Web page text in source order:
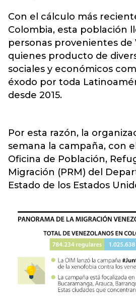
Con el cálculo más
Colombia, esta población
personas provenientes de
quienes producto de
sociales y económicos
éxodo por toda
desde 2015.
Por esta razón, la
semana la campaña, con
Oficina de Población,
Migración (PRM) del
Estado de los Estados